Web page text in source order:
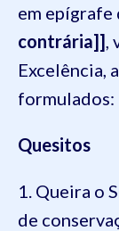
em epígrafe
contrária]]
Excelência,
formulados:
Quesitos
1. Queira o
de